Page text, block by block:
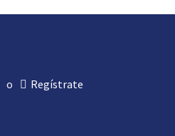
o
Regístrate